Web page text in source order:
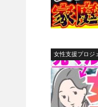
女性支援プロジ